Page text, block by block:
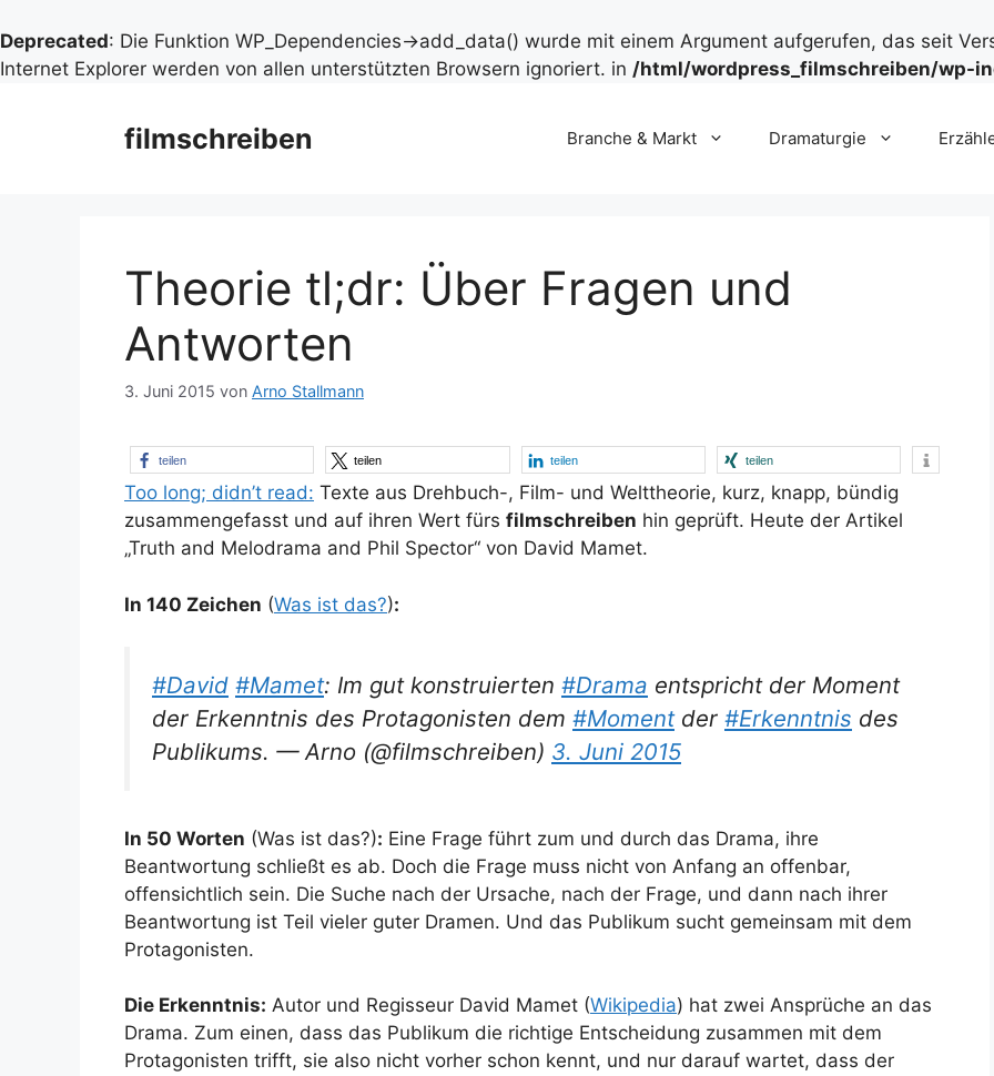
Deprecated: Die Funktion WP_Dependencies->add_data() wurde mit einem Argument aufgerufen, das seit
Internet Explorer werden von allen unterstützten Browsern ignoriert. in /html/wordpress_filmschreiben/wp-
filmschreiben Branche & Markt Dramaturgie
Theorie tl;dr: Über Fragen und
Antworten
3. Juni 2015 von Arno Stallmann
teilen teilen teilen teilen
Too long; didn’t read: Texte aus Drehbuch-, Film- und Welttheorie, kurz, knapp, bündig
zusammengefasst und auf ihren Wert fürs filmschreiben hin geprüft. Heute der Artikel
„Truth and Melodrama and Phil Spector“ von David Mamet.
In 140 Zeichen (Was ist das?):
#David #Mamet: Im gut konstruierten #Drama entspricht der Moment
der Erkenntnis des Protagonisten dem #Momentder #Erkenntnis des
Publikums. — Arno (@filmschreiben) 3. Juni 2015
In 50 Worten (Was ist das?): Eine Frage führt zum und durch das Drama, ihre
Beantwortung schließt es ab. Doch die Frage muss nicht von Anfang an offenbar,
offensichtlich sein. Die Suche nach der Ursache, nach der Frage, und dann nach ihrer
Beantwortung ist Teil vieler guter Dramen. Und das Publikum sucht gemeinsam mit dem
Protagonisten.
Die Erkenntnis: Autor und Regisseur David Mamet (Wikipedia) hat zwei Ansprüche an das
Drama. Zum einen, dass das Publikum die richtige Entscheidung zusammen mit dem
Protagonisten trifft, sie also nicht vorher schon kennt, und nur darauf wartet, dass der